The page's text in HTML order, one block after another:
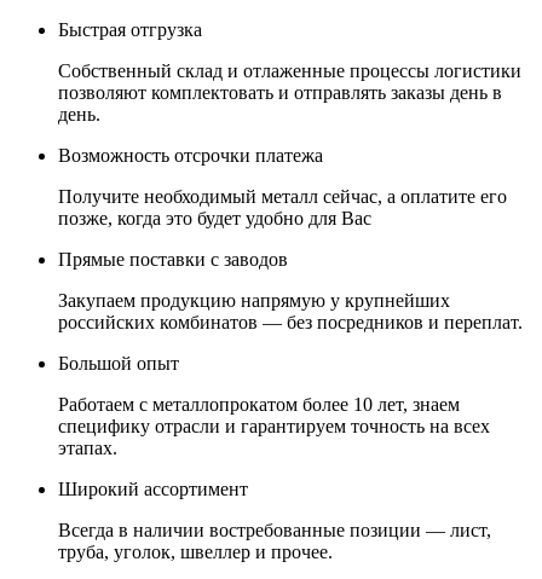
Быстрая отгрузка
Собственный склад и отлаженные процессы логистики
позволяют комплектовать и отправлять заказы день в
день.
Возможность отсрочки платежа
Получите необходимый металл сейчас, а оплатите его
позже, когда это будет удобно для Вас
Прямые поставки с заводов
Закупаем продукцию напрямую у крупнейших
российских комбинатов — без посредников и переплат.
Большой опыт
Работаем с металлопрокатом более 10 лет, знаем
специфику отрасли и гарантируем точность на всех
этапах.
Широкий ассортимент
Всегда в наличии востребованные позиции — лист,
труба, уголок, швеллер и прочее.